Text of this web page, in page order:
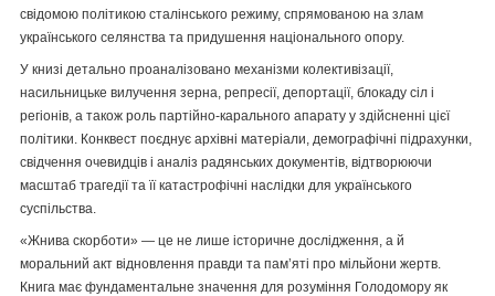
свідомою політикою сталінського режиму, спрямованою на злам
українського селянства та придушення національного опору.
У книзі детально проаналізовано механізми колективізації,
насильницьке вилучення зерна, репресії, депортації, блокаду сіл і
регіонів, а також роль партійно-карального апарату у здійсненні цієї
політики. Конквест поєднує архівні матеріали, демографічні підрахунки,
свідчення очевидців і аналіз радянських документів, відтворюючи
масштаб трагедії та її катастрофічні наслідки для українського
суспільства.
«Жнива скорботи» — це не лише історичне дослідження, а й
моральний акт відновлення правди та пам’яті про мільйони жертв.
Книга має фундаментальне значення для розуміння Голодомору як